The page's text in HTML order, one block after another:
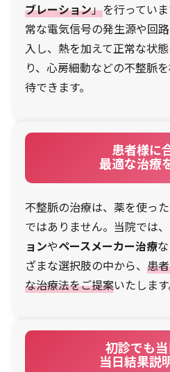
ブレーション」を行ってい
常な電気信号の発生源や回
入し、熱を加えて正常な状
り、心房細動などの不整脈
待できます。
患者様に
最適な治療
不整脈の治療は、薬を使っ
ではありません。当院では、
ョンやペースメーカー治療
ざまな選択肢の中から、 患
な治療法をご提案いたします
初診でも
当日結果説